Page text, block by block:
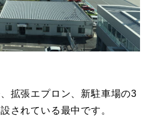
拡張エプロン、新駐車場の3
されている最中です。